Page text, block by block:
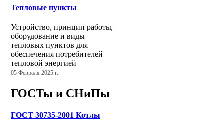
Тепловые пункты
Устройство, принцип работы,
оборудование и виды
тепловых пунктов для
обеспечения потребителей
тепловой энергией
05 Февраля 2025 г.
ГОСТы и СНиПы
ГОСТ 30735-2001 Котлы